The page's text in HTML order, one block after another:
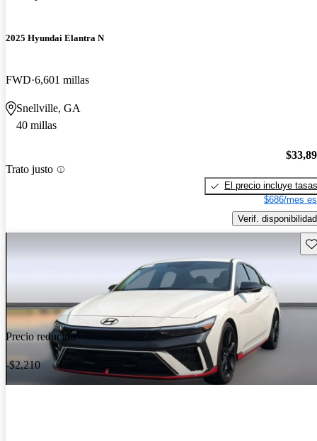
2025 Hyundai Elantra N
FWD 6,601 millas
Snellville, GA
40 millas
Trato justo
El precio incluye tasas
$686/mes
Verif. disponibilidad
Precio reducido
-$2,210